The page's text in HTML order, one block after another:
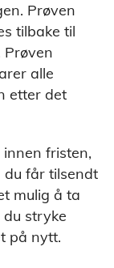
Prøven
tilbake til
Prøven
alle
etter det
fristen,
du får tilsendt
mulig å ta
du stryke
på nytt.